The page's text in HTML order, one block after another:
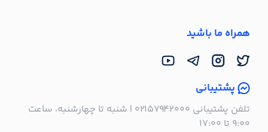
همراه ما باشید
پشتیبانی
تلفن پشتیبانی ۰۲۱۵۷۹۴۲۰۰۰ | شنبه تا چهارشنبه، ساعت
۹:۰۰ تا ۱۷:۰۰